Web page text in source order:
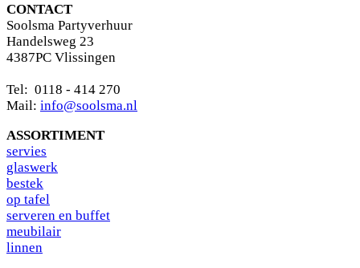
CONTACT
Soolsma Partyverhuur
Handelsweg 23
4387PC Vlissingen
Tel: 0118 - 414 270
Mail: info@soolsma.nl
ASSORTIMENT
servies
glaswerk
bestek
op tafel
serveren en buffet
meubilair
linnen